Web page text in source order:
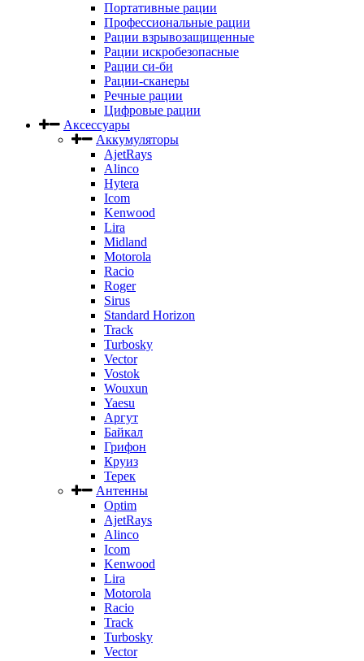
Портативные рации
Профессиональные рации
Рации взрывозащищенные
Рации искробезопасные
Рации си-би
Рации-сканеры
Речные рации
Цифровые рации
Аксессуары
Аккумуляторы
AjetRays
Alinco
Hytera
Icom
Kenwood
Lira
Midland
Motorola
Racio
Roger
Sirus
Standard Horizon
Track
Turbosky
Vector
Vostok
Wouxun
Yaesu
Аргут
Байкал
Грифон
Круиз
Терек
Антенны
Optim
AjetRays
Alinco
Icom
Kenwood
Lira
Motorola
Racio
Track
Turbosky
Vector